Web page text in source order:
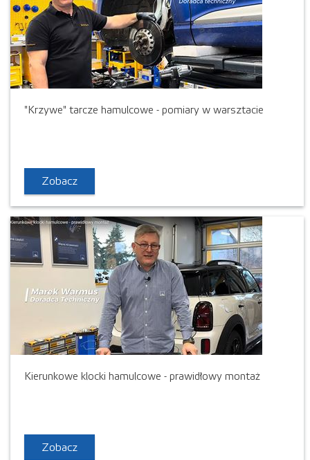
"Krzywe" tarcze hamulcowe - pomiary w warsztacie
Zobacz
Kierunkowe klocki hamulcowe - prawidłowy montaż
Zobacz